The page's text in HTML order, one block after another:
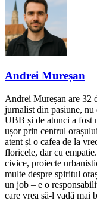
Andrei Mureșan
Andrei Mureșan are 32
jurnalist din pasiune,
UBB și de atunci a fost
ușor prin centrul
atent și o cafea de la
floricele, dar cu
civice, proiecte
multe despre spiritul
un job – e o
care vrea să-l vadă mai